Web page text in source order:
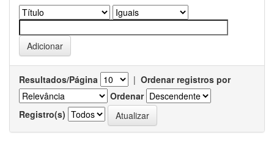
Resultados/Página | Ordenar registros por
Ordenar
Registro(s)